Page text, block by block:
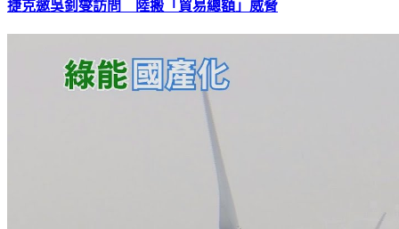
捷克邀吳釗燮訪問 陸搬「貿易總額」威脅